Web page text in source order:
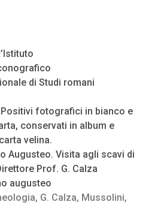
di Studi romani
Positivi fotografici in bianco e
conservati in album e
velina.
Augusteo. Visita agli scavi di
Prof. G. Calza
augusteo
, G. Calza, Mussolini,